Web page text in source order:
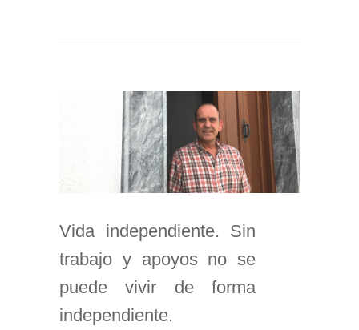
Vida independiente. Sin
trabajo y apoyos no se
puede vivir de forma
independiente.